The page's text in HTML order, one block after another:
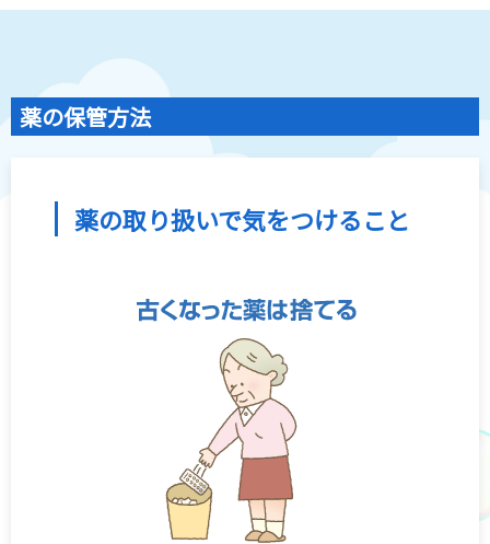
感染症対策〜手指衛生って何？〜
検査値はからだの通信簿
血圧手帳
抗菌薬を正しく知って使おう
妊娠について考えるスタートBOOK
薬の保管方法
薬の取り扱いで気をつけること